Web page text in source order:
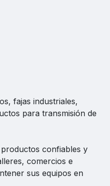
fajas industriales,
para transmisión de
confiables y
comercios e
sus equipos en